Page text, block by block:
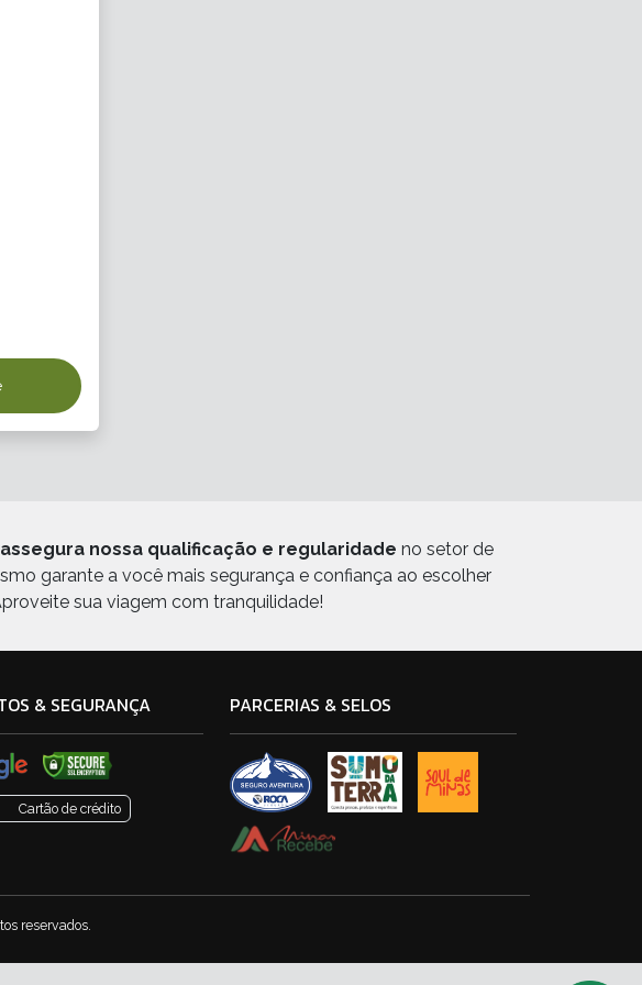
nossa qualificação e regularidade no setor de
garante a você mais segurança e confiança ao escolher
sua viagem com tranquilidade!
& SEGURANÇA
Cartão de crédito
PARCERIAS & SELOS
reservados.